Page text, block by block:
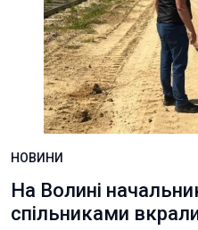
НОВИНИ
На Волині
спільниками